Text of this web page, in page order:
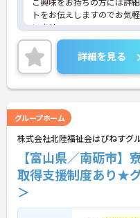
トをお伝えしますのでお気
いませ。
詳細を見る
グループホーム
株式会社北陸福祉会はぴねすグ
【富山県／南砺市
取得支援制度あり★
＞